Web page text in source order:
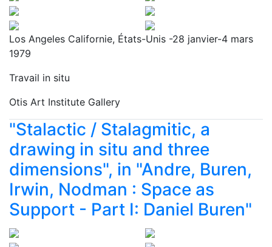
Los Angeles Californie, États-Unis -28 janvier-4 mars
1979
Travail in situ
Otis Art Institute Gallery
"Stalactic / Stalagmitic, a
drawing in situ and three
dimensions", in "Andre, Buren,
Irwin, Nodman : Space as
Support - Part I: Daniel Buren"